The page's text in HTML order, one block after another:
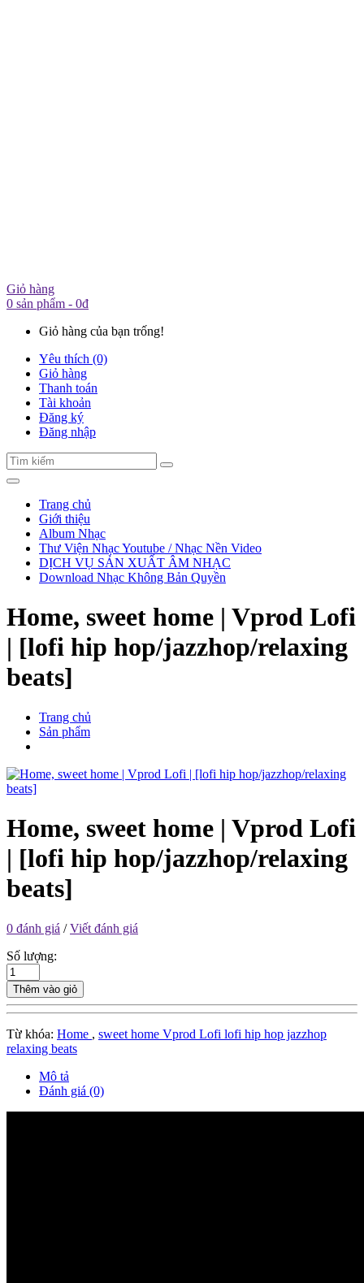
Giỏ hàng
0 sản phẩm - 0đ
Giỏ hàng của bạn trống!
Yêu thích (0)
Giỏ hàng
Thanh toán
Tài khoản
Đăng ký
Đăng nhập
Trang chủ
Giới thiệu
Album Nhạc
Thư Viện Nhạc Youtube / Nhạc Nền Video
DỊCH VỤ SẢN XUẤT ÂM NHẠC
Download Nhạc Không Bản Quyền
Home, sweet home | Vprod Lofi
| [lofi hip hop/jazzhop/relaxing
beats]
Trang chủ
Sản phẩm
Home, sweet home | Vprod Lofi
| [lofi hip hop/jazzhop/relaxing
beats]
0 đánh giá /Viết đánh giá
Số lượng:
Thêm vào giỏ
Từ khóa: Home , sweet home Vprod Lofi lofi hip hop jazzhop
relaxing beats
Mô tả
Đánh giá (0)